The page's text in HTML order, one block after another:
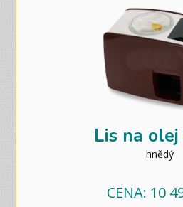
Lis na olej
hnědý
CENA: 10